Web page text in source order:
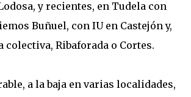
y recientes, en Tudela con
Buñuel, con IU en Castejón y,
colectiva, Ribaforada o Cortes.
a la baja en varias localidades,